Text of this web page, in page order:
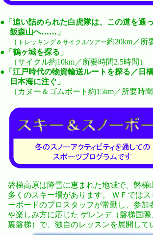
● 「追い詰められた白虎隊は、この道を通
飯森山へ……」
（ トレッキング＆サイクルツアー約20km／所
● 「鶴ヶ城を探る」
（サイクル約10km／所要時間2.5時間）
● 「江戸時代の物資輸送ルートを探る／日
日本海に注ぐ」
（カヌー＆ゴムボート約15km／所要時
磐梯高原は降雪に恵まれた地域で、磐梯
多くのスキー場があります。 ＷＦでは
ーボードのプロスタッフが常勤し、参加
や楽しみ方に応じた ゲレンデ（磐梯国
裏磐梯）で、独自のレッスンを展開して